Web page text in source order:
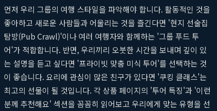
먼저 우리 그룹의 여행 스타일을 파악해야 합니다. 활동적인 것을
좋아하고 새로운 사람들과 어울리는 것을 즐긴다면 '현지 선술집
탐방(Pub Crawl)'이나 여러 여행자와 함께하는 '그룹 푸드 투
어'가 적합합니다. 반면, 우리끼리 오붓한 시간을 보내며 깊이 있
는 설명을 듣고 싶다면 '프라이빗 맞춤 미식 투어'를 선택하는 것
이 좋습니다. 요리에 관심이 많은 친구가 있다면 '쿠킹 클래스'는
최고의 선물이 될 것입니다. 각 상품 페이지의 '투어 특징'과 '이런
분께 추천해요' 섹션을 꼼꼼히 읽어보고 우리에게 맞는 유형을 선